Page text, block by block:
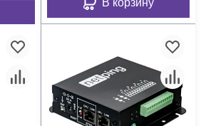
В корзину